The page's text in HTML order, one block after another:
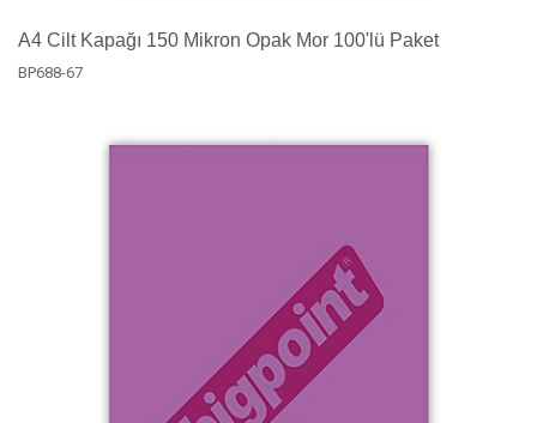
A4 Cilt Kapağı 150 Mikron Opak Mor 100'lü Paket
BP688-67